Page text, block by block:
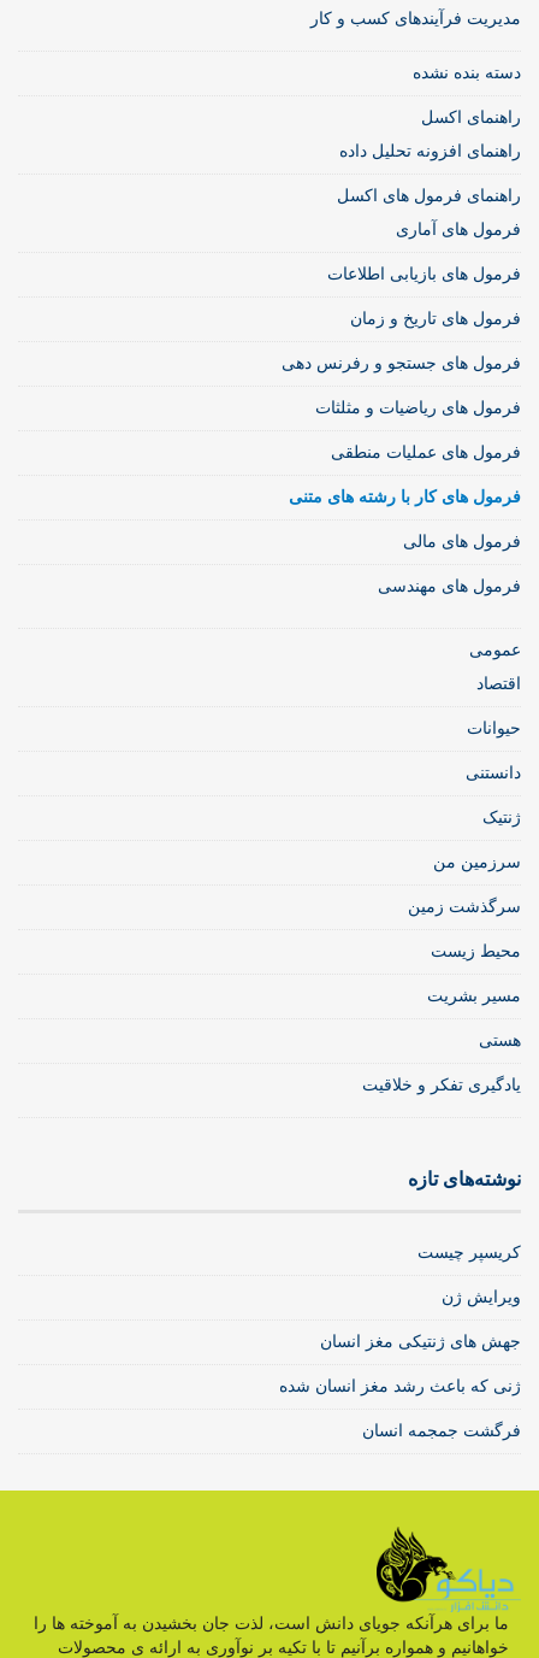
مدیریت فرآیندهای کسب و کار
دسته بنده نشده
راهنمای اکسل
راهنمای افزونه تحلیل داده
راهنمای فرمول های اکسل
فرمول های آماری
فرمول های بازیابی اطلاعات
فرمول های تاریخ و زمان
فرمول های جستجو و رفرنس دهی
فرمول های ریاضیات و مثلثات
فرمول های عملیات منطقی
فرمول های کار با رشته های متنی
فرمول های مالی
فرمول های مهندسی
عمومی
اقتصاد
حیوانات
دانستنی
ژنتیک
سرزمین من
سرگذشت زمین
محیط زیست
مسیر بشریت
هستی
یادگیری تفکر و خلاقیت
نوشته‌های تازه
کریسپر چیست
ویرایش ژن
جهش های ژنتیکی مغز انسان
ژنی که باعث رشد مغز انسان شده
فرگشت جمجمه انسان
ما برای هرآنکه جویای دانش است، لذت جان بخشیدن به آموخته ها را
خواهانیم و همواره برآنیم تا با تکیه بر نوآوری به ارائه ی محصولات